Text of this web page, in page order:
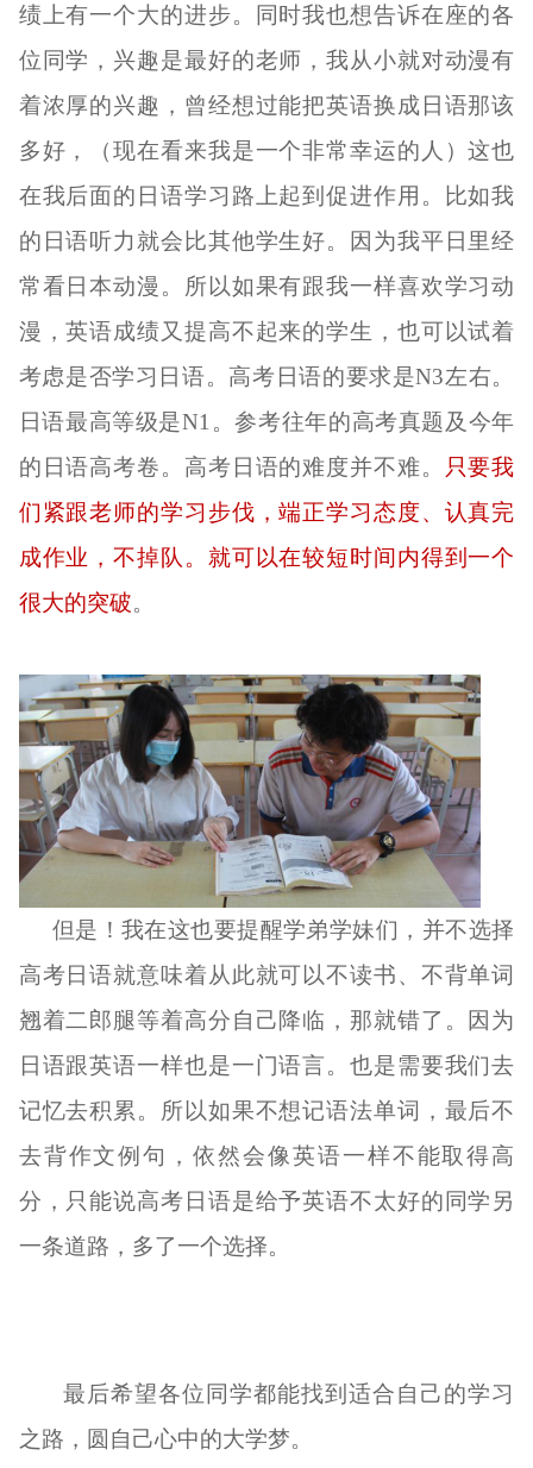
绩 上有一个大的进步。同时我也想告诉在座的各
位同学，兴趣是最好的老师，我从小就对动漫有
着浓厚的兴趣，曾经想过能把英语换成日语那该
多好，
（现在看来我是一个非常幸运的人）这也
在我后面的日语学习路上起到促进作用。比如我
的日语听力就会比其他学生好。因为我平日里经
常看日本动漫。所以如果有跟我一样喜欢学习动
漫，英语成绩又提高不起来的学生，也可以试着
考虑是否学习日语。高考日语的要求是N3左右。
日语最高等级是N1。参考往年的高考真题及今年
的日语高考卷。高考日语的难度并不难。
只要我
们紧跟老师的学习步伐，端正学习态度、认真完
成作业，不掉队。就可以在较短时间内得到一个
很大的突破。
但是！ 我在这也要提醒学弟学妹们， 并不选择
高考日语就意味着从此就可以不读书、 不背单词
翘着二郎腿等着高分自己降临 ， 那就错了。因为
日语跟英语一样也是一门语言。也是需要我们去
记忆去积累。所以如果不想记语法单词，最后不
去背作文例句，依然会像英语一样不能取得高
分，只能说高考日语是给予英语不太好的同学另
一条道路， 多了一个选择。
最后希望各位同学都能找到适合自己的学习
之路 ，圆自己心中的大学梦。